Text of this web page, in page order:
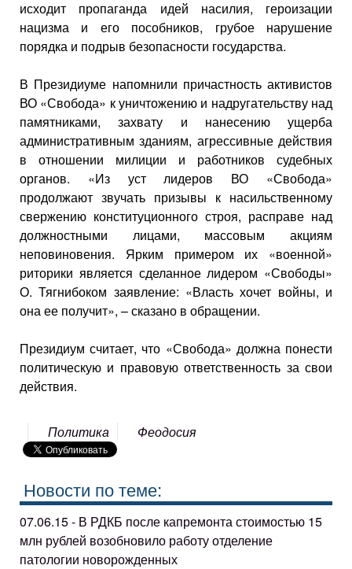
исходит пропаганда идей насилия, героизации
нацизма и его пособников, грубое нарушение
порядка и подрыв безопасности государства.
В Президиуме напомнили причастность активистов
ВО «Свобода» к уничтожению и надругательству над
памятниками, захвату и нанесению ущерба
административным зданиям, агрессивные действия
в отношении милиции и работников судебных
органов. «Из уст лидеров ВО «Свобода»
продолжают звучать призывы к насильственному
свержению конституционного строя, расправе над
должностными лицами, массовым акциям
неповиновения. Ярким примером их «военной»
риторики является сделанное лидером «Свободы»
О. Тягнибоком заявление: «Власть хочет войны, и
она ее получит», – сказано в обращении.
Президиум считает, что «Свобода» должна понести
политическую и правовую ответственность за свои
действия.
Политика Феодосия
Новости по теме:
07.06.15 - В РДКБ после капремонта стоимостью 15
млн рублей возобновило работу отделение
патологии новорожденных